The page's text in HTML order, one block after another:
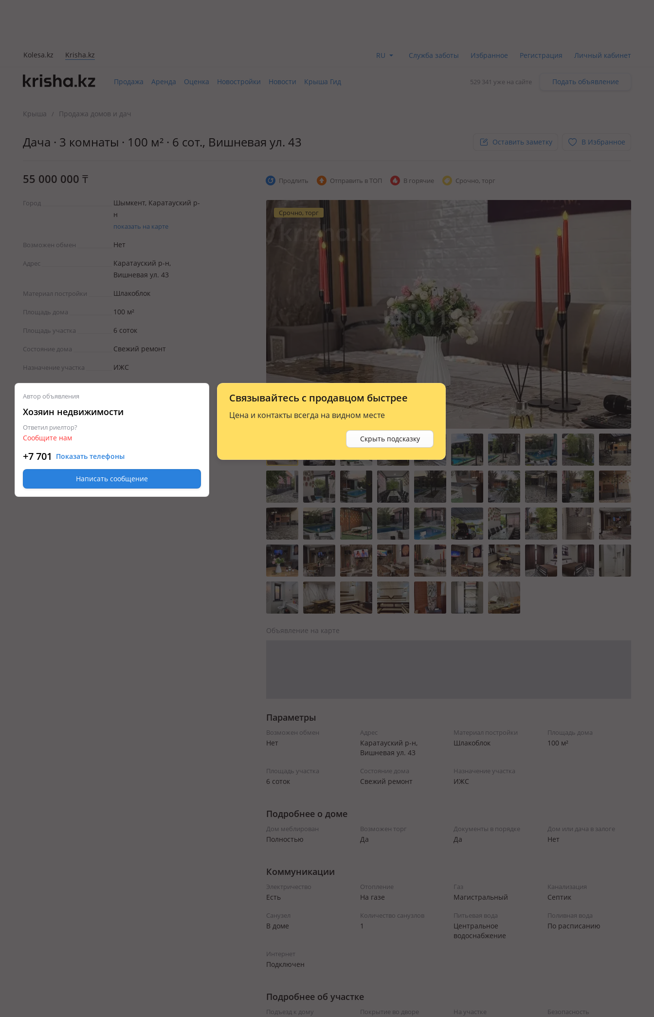
Kolesa.kz Krisha.kz RU Служба заботы Избранное Регистрация Личный кабинет
Продажа Аренда Оценка Новостройки Новости Крыша Гид 529 341 уже на сайте Подать объявление
Крыша / Продажа домов и дач
Дача · 3 комнаты · 100 м² · 6 сот., Вишневая ул. 43 Оставить заметку В Избранное
55 000 000 ₸
Город
Шымкент, Каратауский р-
н
показать на карте
Возможен обмен Нет
Адрес
Каратауский р-н,
Вишневая ул. 43
Материал постройки Шлакоблок
Площадь дома 100 м²
Площадь участка 6 соток
Состояние дома Свежий ремонт
Назначение участка ИЖС
Связывайтесь с продавцом быстрее
Цена и контакты всегда на видном месте
Скрыть подсказку
Автор объявления
Хозяин недвижимости
Ответил риелтор?
Сообщите нам
+7 701 Показать телефоны
Написать сообщение
Продлить Отправить в ТОП В горячие Срочно, торг
Срочно, торг
Объявление на карте
Параметры
Возможен обмен
Нет
Адрес
Каратауский р-н,
Вишневая ул. 43
Материал постройки
Шлакоблок
Площадь дома
100 м²
Площадь участка
6 соток
Состояние дома
Свежий ремонт
Назначение участка
ИЖС
Подробнее о доме
Дом меблирован
Полностью
Возможен торг
Да
Документы в порядке
Да
Дом или дача в залоге
Нет
Коммуникации
Электричество
Есть
Отопление
На газе
Газ
Магистральный
Канализация
Септик
Санузел
В доме
Количество санузлов
1
Питьевая вода
Центральное
водоснабжение
Поливная вода
По расписанию
Интернет
Подключен
Подробнее об участке
Подъезд к дому Покрытие во дворе На участке Безопасность